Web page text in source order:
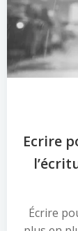
Ecrire
Écrire